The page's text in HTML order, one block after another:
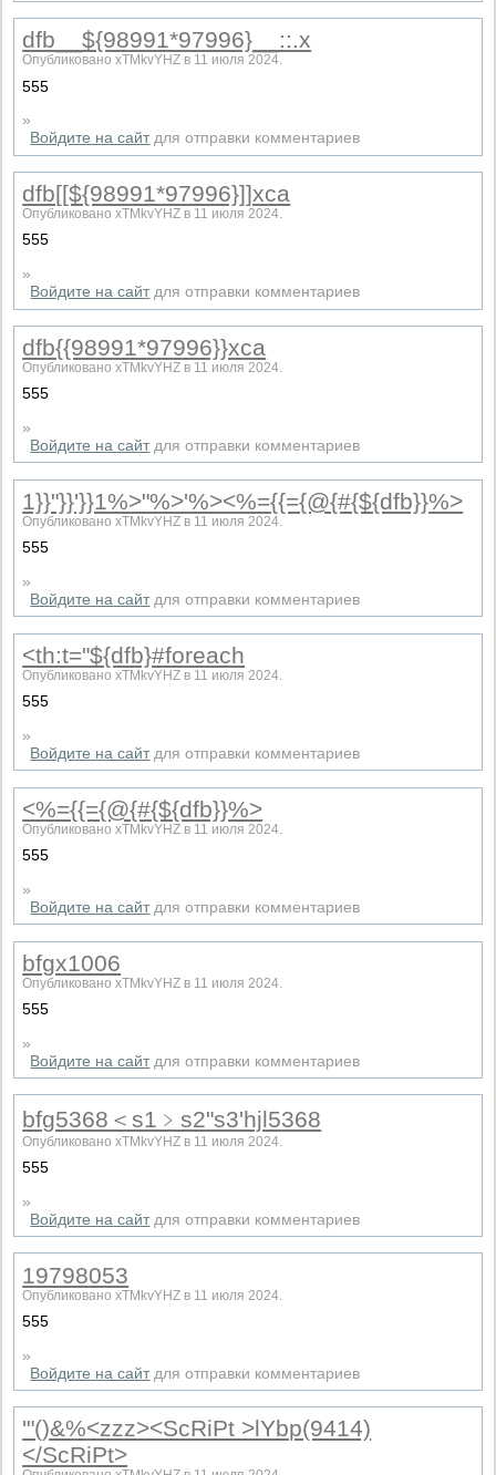
dfb__${98991*97996}__::.x
Опубликовано xTMkvYHZ в 11 июля 2024.
555
»
Войдите на сайтдля отправки комментариев
dfb[[${98991*97996}]]xca
Опубликовано xTMkvYHZ в 11 июля 2024.
555
»
Войдите на сайтдля отправки комментариев
dfb{{98991*97996}}xca
Опубликовано xTMkvYHZ в 11 июля 2024.
555
»
Войдите на сайтдля отправки комментариев
1}}"}}'}}1%>"%>'%><%={{={@{#{${dfb}}%>
Опубликовано xTMkvYHZ в 11 июля 2024.
555
»
Войдите на сайтдля отправки комментариев
<th:t="${dfb}#foreach
Опубликовано xTMkvYHZ в 11 июля 2024.
555
»
Войдите на сайтдля отправки комментариев
<%={{={@{#{${dfb}}%>
Опубликовано xTMkvYHZ в 11 июля 2024.
555
»
Войдите на сайтдля отправки комментариев
bfgx1006
Опубликовано xTMkvYHZ в 11 июля 2024.
555
»
Войдите на сайтдля отправки комментариев
bfg5368＜s1﹥s2ʺs3ʹhjl5368
Опубликовано xTMkvYHZ в 11 июля 2024.
555
»
Войдите на сайтдля отправки комментариев
19798053
Опубликовано xTMkvYHZ в 11 июля 2024.
555
»
Войдите на сайтдля отправки комментариев
'"()&%<zzz><ScRiPt >lYbp(9414)
</ScRiPt>